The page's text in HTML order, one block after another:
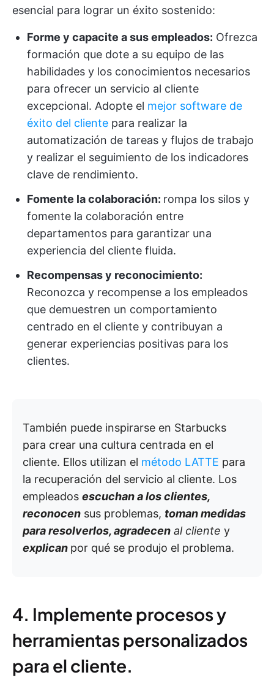
esencial para lograr un éxito sostenido:
Forme y capacite a sus empleados: Ofrezca
formación que dote a su equipo de las
habilidades y los conocimientos necesarios
para ofrecer un servicio al cliente
excepcional. Adopte el mejor software de
éxito del cliente para realizar la
automatización de tareas y flujos de trabajo
y realizar el seguimiento de los indicadores
clave de rendimiento.
Fomente la colaboración: rompa los silos y
fomente la colaboración entre
departamentos para garantizar una
experiencia del cliente fluida.
Recompensas y reconocimiento:
Reconozca y recompense a los empleados
que demuestren un comportamiento
centrado en el cliente y contribuyan a
generar experiencias positivas para los
clientes.
También puede inspirarse en Starbucks
para crear una cultura centrada en el
cliente. Ellos utilizan el método LATTE para
la recuperación del servicio al cliente. Los
empleados escuchana los clientes,
reconocen sus problemas, toman medidas
para resolverlos,agradecen al cliente y
explican por qué se produjo el problema.
4. Implemente procesos y
herramientas personalizados
para el cliente.